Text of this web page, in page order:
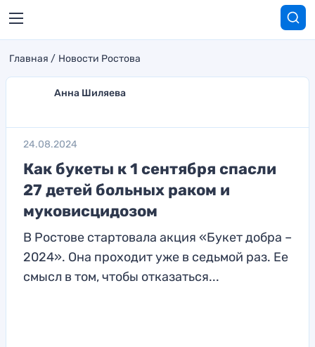
Главная Новости Ростова
Анна Шиляева
24.08.2024
Как букеты к 1 сентября спасли
27 детей больных раком и
муковисцидозом
В Ростове стартовала акция «Букет добра –
2024». Она проходит уже в седьмой раз. Ее
смысл в том, чтобы отказаться...